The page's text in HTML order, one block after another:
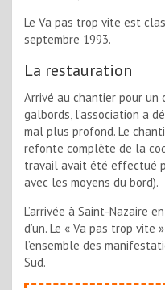
Le Va pas trop vite est
septembre 1993.
La restauration
Arrivé au chantier pour un
galbords, l’association a
mal plus profond. Le
refonte complète de la
travail avait été effectué
avec les moyens du bord).
L’arrivée à Saint-Nazaire
d’un. Le « Va pas trop
l’ensemble des
Sud.